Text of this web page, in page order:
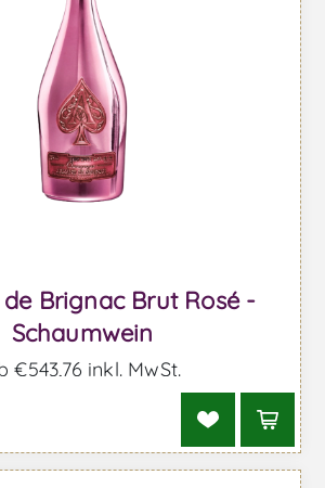
Brignac Brut Rosé -
Schaumwein
€543,76 inkl. MwSt.